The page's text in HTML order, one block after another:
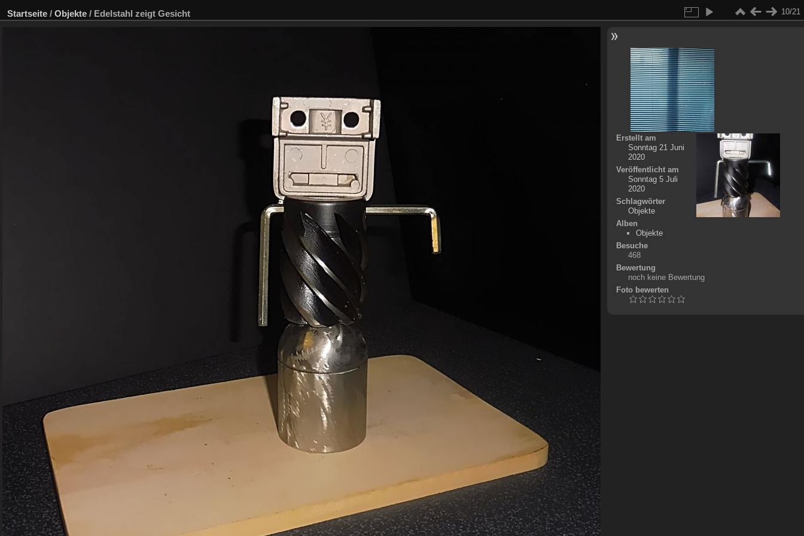
Startseite / Objekte / Edelstahl zeigt Gesicht 10/21
Erstellt am
Sonntag 21 Juni
2020
Veröffentlicht am
Sonntag 5 Juli
2020
Schlagwörter
Objekte
Alben
Objekte
Besuche
468
Bewertung
noch keine Bewertung
Foto bewerten